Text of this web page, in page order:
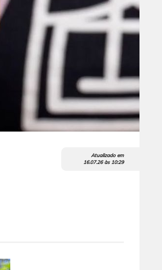
Atualizado em
16.07.26às 10:29